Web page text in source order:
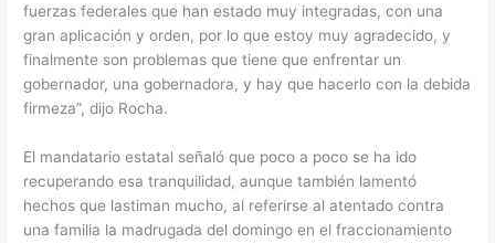
fuerzas federales que han estado muy integradas, con una
gran aplicación y orden, por lo que estoy muy agradecido, y
finalmente son problemas que tiene que enfrentar un
gobernador, una gobernadora, y hay que hacerlo con la debida
firmeza”, dijo Rocha.
El mandatario estatal señaló que poco a poco se ha ido
recuperando esa tranquilidad, aunque también lamentó
hechos que lastiman mucho, al referirse al atentado contra
una familia la madrugada del domingo en el fraccionamiento